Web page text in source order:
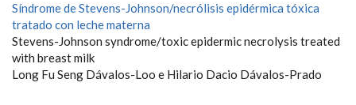
Síndrome de Stevens-Johnson/necrólisis epidérmica tóxica
tratado con leche materna
Stevens-Johnson syndrome/toxic epidermic necrolysis treated
with breast milk
Long Fu Seng Dávalos-Loo e Hilario Dacio Dávalos-Prado